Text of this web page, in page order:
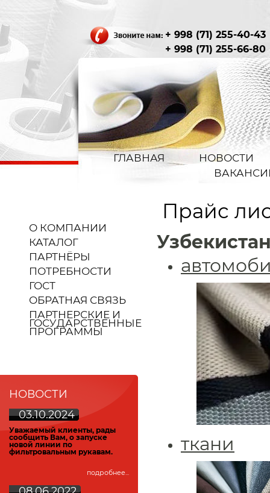
+ 998 (71) 255-40-43
+ 998 (71) 255-66-80
ГЛАВНАЯ
НОВОСТИ
О КОМПАНИИ
КАТАЛОГ
ПАРТНЁРЫ
ПОТРЕБНОСТИ
ГОСТ
ОБРАТНАЯ СВЯЗЬ
ПАРТНЕРСКИЕ И
ГОСУДАРСТВЕННЫЕ
ПРОГРАММЫ
НОВОСТИ
03.10.2024
Уважаемый клиенты, рады
сообщить Вам, о запуске
новой линии по
фильтровальным рукавам.
подробнее...
Прайс
ткани